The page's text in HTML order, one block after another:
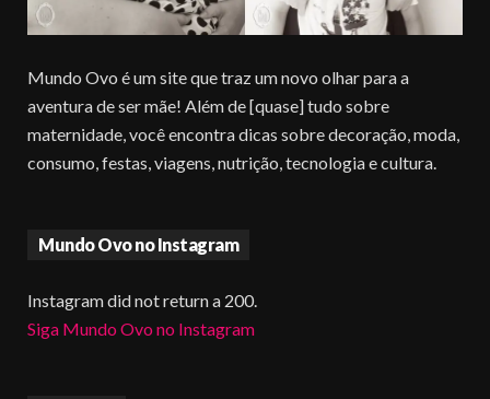
Mundo Ovo é um site que traz um novo olhar para a
aventura de ser mãe! Além de [quase] tudo sobre
maternidade, você encontra dicas sobre decoração, moda,
consumo, festas, viagens, nutrição, tecnologia e cultura.
Mundo Ovo no Instagram
Instagram did not return a 200.
Siga Mundo Ovo no Instagram